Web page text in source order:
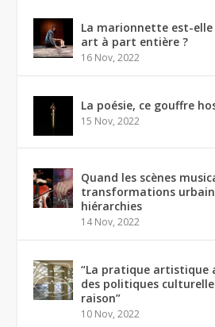
La marionnette est-
art à part entière ?
16 Nov, 2022
La poésie, ce gouffre
15 Nov, 2022
Quand les scènes
transformations
hiérarchies
14 Nov, 2022
“La pratique artistique
des politiques
raison”
10 Nov, 2022